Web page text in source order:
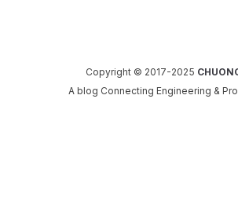
Copyright © 2017-2025
A blog Connecting Engineering &